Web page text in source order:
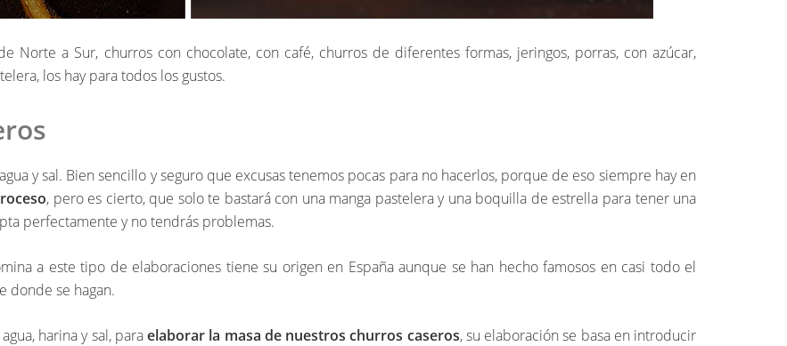
Norte a Sur, churros con chocolate, con café, churros de diferentes formas, jeringos, porras, con azúcar,
los hay para todos los gustos.
y sal. Bien sencillo y seguro que excusas tenemos pocas para no hacerlos, porque de eso siempre hay en
, pero es cierto, que solo te bastará con una manga pastelera y una boquilla de estrella para tener una
perfectamente y no tendrás problemas.
a este tipo de elaboraciones tiene su origen en España aunque se han hecho famosos en casi todo el
donde se hagan.
harina y sal, paraelaborar la masa de nuestros churros caseros, su elaboración se basa en introducir